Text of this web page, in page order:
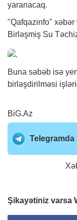
yaranacaq.
"Qafqazinfo" xəbər
Birləşmiş Su
Buna səbəb isə
birləşdirilməsi
BiG.Az
Telegramda
Şikayətiniz varsa